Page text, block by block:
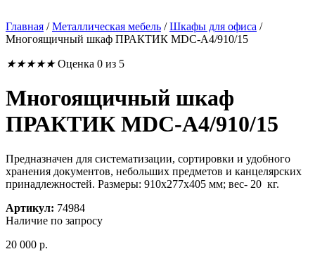
Главная /Металлическая мебель /Шкафы для офиса /
Многоящичный шкаф ПРАКТИК MDC-A4/910/15
★★★★★ Оценка 0 из 5
Многоящичный шкаф
ПРАКТИК MDC-A4/910/15
Предназначен для систематизации, сортировки и удобного
хранения документов, небольших предметов и канцелярских
принадлежностей. Размеры: 910x277x405 мм; вес- 20 кг.
Артикул: 74984
Наличие по запросу
20 000 р.